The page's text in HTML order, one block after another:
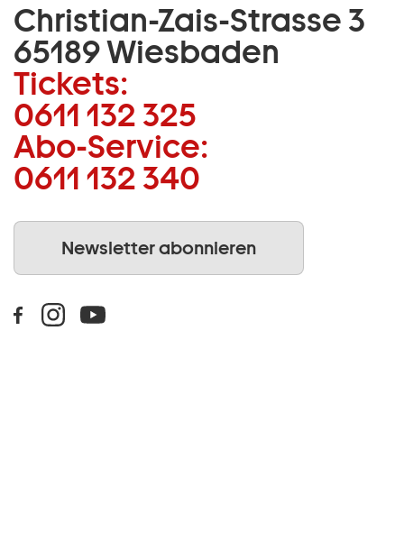
Christian-Zais-Strasse 3
65189 Wiesbaden
Tickets:
0611 132 325
Abo-Service:
0611 132 340
Newsletter abonnieren